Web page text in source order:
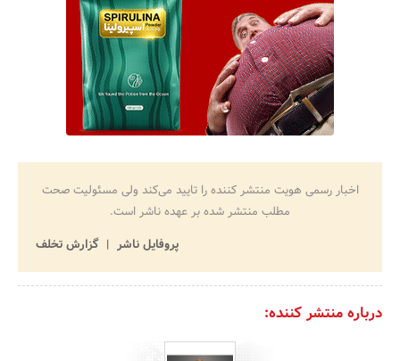
اخبار رسمی هویت منتشر کننده را تایید می‌کند ولی مسئولیت صحت
مطلب منتشر شده بر عهده ناشر است.
پروفایل ناشر
گزارش تخلف
درباره منتشر کننده: